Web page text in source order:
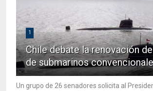
1
Chile debate la renovación
de submarinos
Un grupo de 26 senadores solicita al